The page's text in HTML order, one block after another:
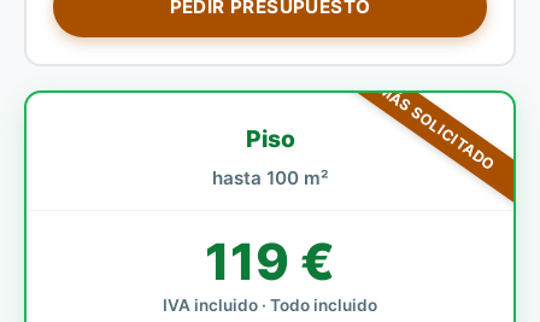
PEDIR PRESUPUESTO
MÁS SOLICITADO
Piso
hasta 100 m²
119 €
IVA incluido · Todo incluido